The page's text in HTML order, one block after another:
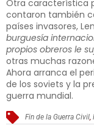
Otra característica
contaron también
países invasores,
burguesía
propios obreros le
otras muchas
Ahora arranca el
de los soviets y la
guerra mundial.
Fin de la Guerra Civil,